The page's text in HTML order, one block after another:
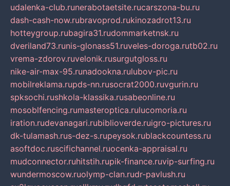
udalenka-club.runerabotaetsite.rucarszona-bu.ru
dash-cash-now.rubravoprod.rukinozadrot13.ru
hotteygroup.rubagira31.rudommarketnsk.ru
dveriland73.runis-glonass51.ruveles-doroga.rutb02.ru
vrema-zdorov.ruvelonik.rusurgutgloss.ru
nike-air-max-95.runadookna.rulubov-pic.ru
mobilreklama.rupds-nn.rusocrat2000.ruvgurin.ru
spksochi.rushkola-klassika.rusabeonline.ru
mosoblfencing.rumasteroptica.rulucomoria.ru
iration.rudevanagari.rubiblioverde.ruigro-pictures.ru
dk-tulamash.rus-dez-s.rupeysok.rublackcountess.ru
asoftdoc.ruscifichannel.ruocenka-appraisal.ru
mudconnector.ruhitstih.rupik-finance.ruvip-surfing.ru
wundermoscow.ruolymp-clan.rudr-pavlush.ru